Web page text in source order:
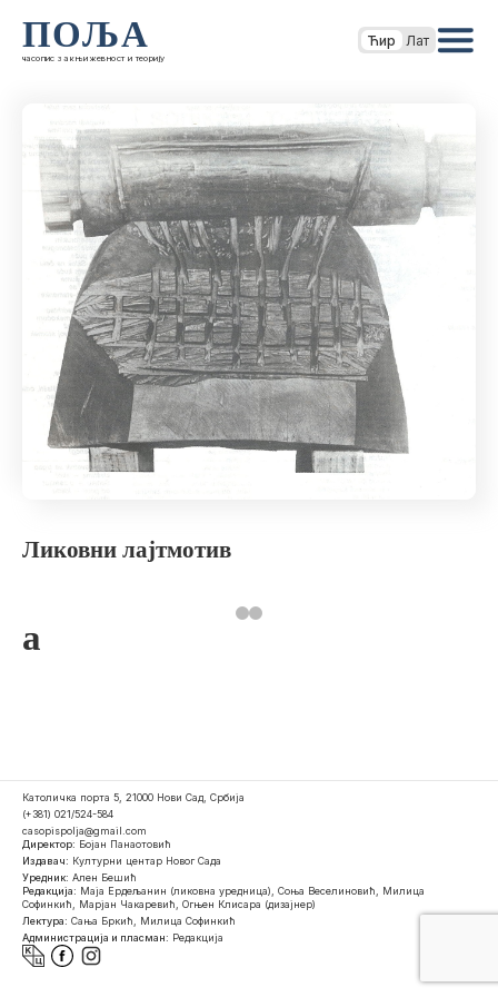
ПОЉА
часопис за књижевност и теорију
Ћир Лат
Ликовни лајтмотив
a
Католичка порта 5, 21000 Нови Сад, Србија
(+381) 021/524-584
casopispolja@gmail.com
Директор: Бојан Панаотовић
Издавач: Културни центар Новог Сада
Уредник: Ален Бешић
Редакција: Маја Ердељанин (ликовна уредница), Соња Веселиновић, Милица
Софинкић, Марјан Чакаревић, Огњен Клисара (дизајнер)
Лектура: Сања Бркић, Милица Софинкић
Администрација и пласман: Редакција